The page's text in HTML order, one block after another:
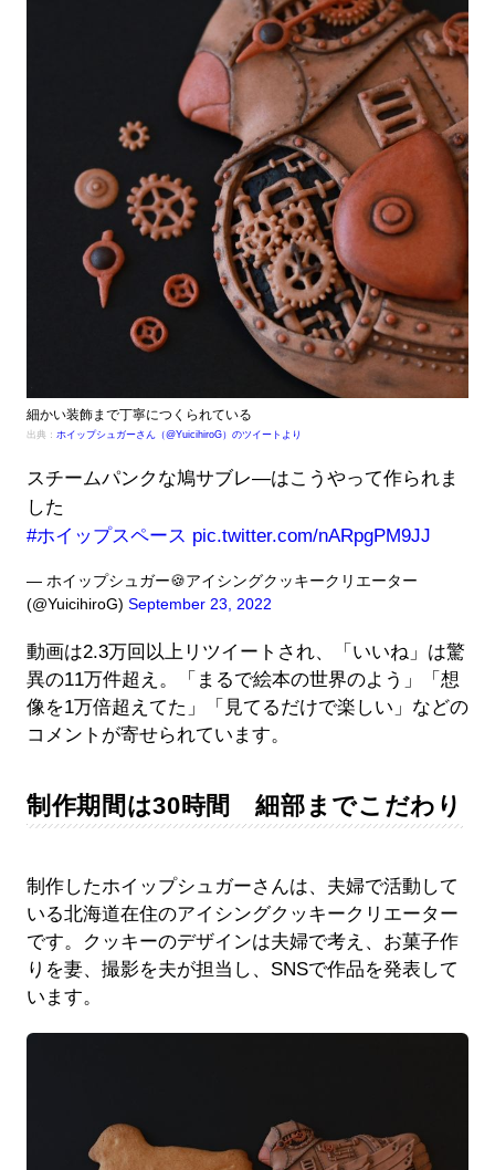
細かい装飾まで丁寧につくられている
出典： ホイップシュガーさん（@YuicihiroG）のツイートより
スチームパンクな鳩サブレ―はこうやって作られま
した
#ホイップスペース pic.twitter.com/nARpgPM9JJ
— ホイップシュガー🍪アイシングクッキークリエーター
(@YuicihiroG) September 23, 2022
動画は2.3万回以上リツイートされ、「いいね」は驚
異の11万件超え。「まるで絵本の世界のよう」「想
像を1万倍超えてた」「見てるだけで楽しい」などの
コメントが寄せられています。
制作期間は30時間 細部までこだわり
制作したホイップシュガーさんは、夫婦で活動して
いる北海道在住のアイシングクッキークリエーター
です。クッキーのデザインは夫婦で考え、お菓子作
りを妻、撮影を夫が担当し、SNSで作品を発表して
います。